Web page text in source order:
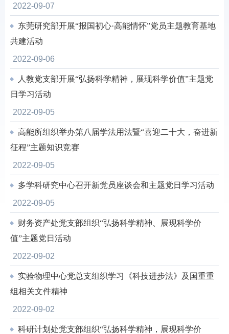
2022-09-07
东莞研究部开展“报国初心·高能情怀”党员主题教育基地
共建活动
2022-09-06
人教党支部开展“弘扬科学精神，展现科学价值”主题党
日学习活动
2022-09-05
高能所组织举办第八届学法用法暨“喜迎二十大，奋进新
征程”主题知识竞赛
2022-09-05
多学科研究中心召开新党员座谈会和主题党日学习活动
2022-09-05
财务资产处党支部组织“弘扬科学精神、展现科学价
值”主题党日活动
2022-09-02
实验物理中心党总支组织学习《科技进步法》及国重重
组相关文件精神
2022-09-02
科研计划处党支部组织“弘扬科学精神，展现科学价